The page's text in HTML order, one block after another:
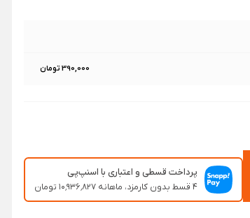
390,000 تومان
پرداخت قسطی و اعتباری با اسنپ‌پی
۴ قسط بدون کارمزد، ماهانه ۱۰٬۹۳۶٬۸۲۷ تومان